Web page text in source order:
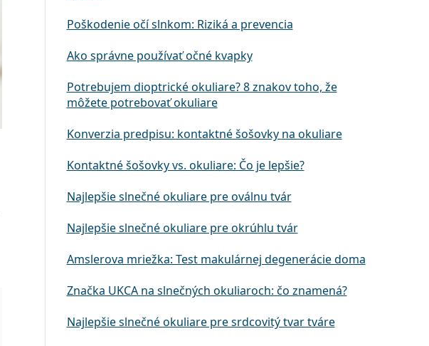
Poškodenie očí slnkom: Riziká a prevencia
Ako správne používať očné kvapky
Potrebujem dioptrické okuliare? 8 znakov toho, že
môžete potrebovať okuliare
Konverzia predpisu: kontaktné šošovky na okuliare
Kontaktné šošovky vs. okuliare: Čo je lepšie?
Najlepšie slnečné okuliare pre oválnu tvár
Najlepšie slnečné okuliare pre okrúhlu tvár
Amslerova mriežka: Test makulárnej degenerácie doma
Značka UKCA na slnečných okuliaroch: čo znamená?
Najlepšie slnečné okuliare pre srdcovitý tvar tváre